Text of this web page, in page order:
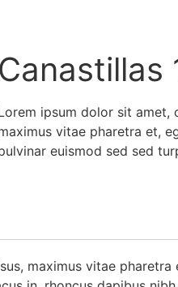
Canastillas
ipsum dolor sit
vitae pharetra et,
euismod sed sed
maximus vitae pharetra